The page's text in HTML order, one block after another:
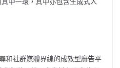
和社群媒體界線的成效型廣告平